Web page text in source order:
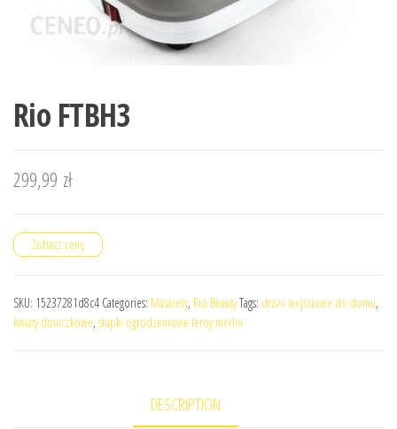
Rio FTBH3
299,99 zł
Zobacz cenę
SKU: 15237281d8c4 Categories: Masażery, Rio BeautyTags: drzwi wejściowe do domu,
kwiaty doniczkowe, słupki ogrodzeniowe leroy merlin
DESCRIPTION